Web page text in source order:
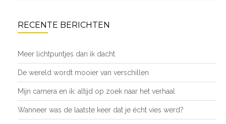
RECENTE BERICHTEN
Meer lichtpuntjes dan ik dacht
De wereld wordt mooier van verschillen
Mijn camera en ik: altijd op zoek naar het verhaal
Wanneer was de laatste keer dat je écht vies werd?